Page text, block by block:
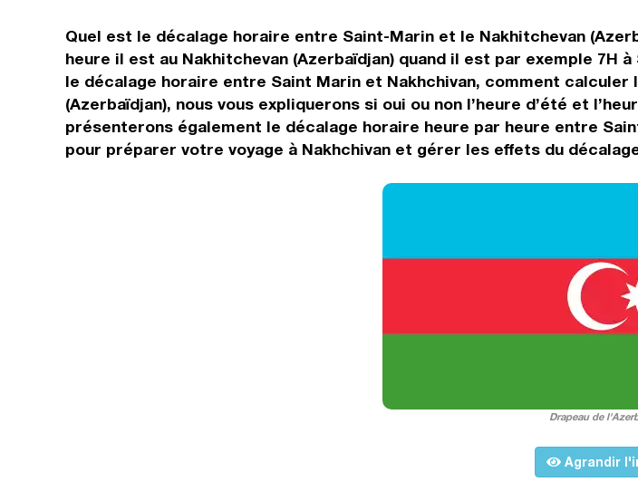
Quel est le décalage horaire entre Saint-Marin et le Nakhitchevan
heure il est au Nakhitchevan (Azerbaïdjan) quand il est par exemple
le décalage horaire entre Saint Marin et Nakhchivan, comment
(Azerbaïdjan), nous vous expliquerons si oui ou non l’heure d’été et
présenterons également le décalage horaire heure par heure entre
pour préparer votre voyage à Nakhchivan et gérer les effets du
Drapeau de
Agrandir